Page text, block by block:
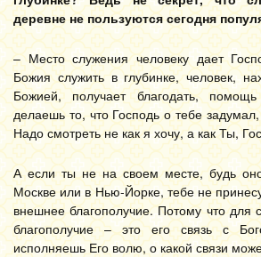
деревне не пользуются сегодня
– Место служения человеку дает
Божия служить в глубинке, человек,
Божией, получает благодать,
делаешь то, что Господь о тебе задумал,
Надо смотреть не как я хочу, а как Ты,
А если ты не на своем месте, будь
Москве или в Нью-Йорке, тебе не
внешнее благополучие. Потому что для
благополучие – это его связь с
исполняешь Его волю, о какой связи